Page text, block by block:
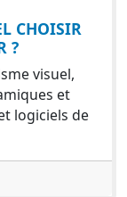
CHOISIR
?
visuel,
et
logiciels de